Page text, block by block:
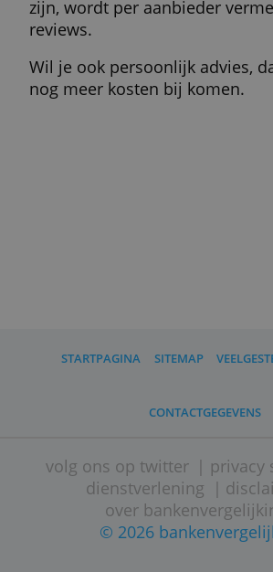
spreekt voor zich dat je er
af moet blijven.
Rendementen worden
een lange termijn. In
vermogen aan de
Van het rendement dat
dus altijd een zeker deel
en 1,5%.